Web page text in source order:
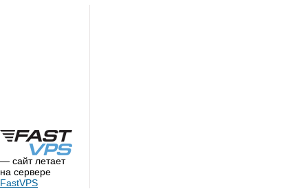
— сайт летает
на сервере
FastVPS